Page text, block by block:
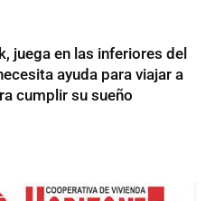
juega en las inferiores del
ayuda para viajar a
cumplir su sueño